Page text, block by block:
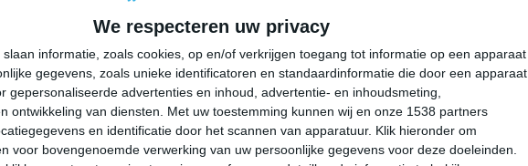
We respecteren uw privacy
slaan informatie, zoals cookies, op en/of verkrijgen toegang tot informatie op een apparaat
gegevens, zoals unieke identificatoren en standaardinformatie die door een apparaat
gepersonaliseerde advertenties en inhoud, advertentie- en inhoudsmeting,
ontwikkeling van diensten.
Met uw toestemming kunnen wij en onze 1538 partners
en identificatie door het scannen van apparatuur. Klik hieronder om
voor bovengenoemde verwerking van uw persoonlijke gegevens voor deze doeleinden.
in Warwick rond de 8 graden Celsius. De gemiddelde
Het aantal uren dat de zon zichtbaar is ligt in maart op deze
maand valt er gedurende ongeveer 10 dagen neerslag. Als je
voor een maand met vrij veel neerslag.